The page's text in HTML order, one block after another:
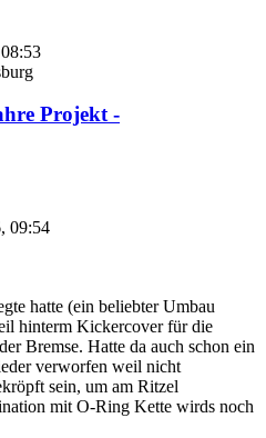
Projekt -
09:54
hatte (ein beliebter Umbau
hinterm Kickercover für die
Bremse. Hatte da auch schon ein
verworfen weil nicht
sein, um am Ritzel
mit O-Ring Kette wirds noch